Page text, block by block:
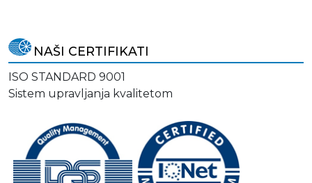
NAŠI CERTIFIKATI
ISO STANDARD 9001
Sistem upravljanja kvalitetom